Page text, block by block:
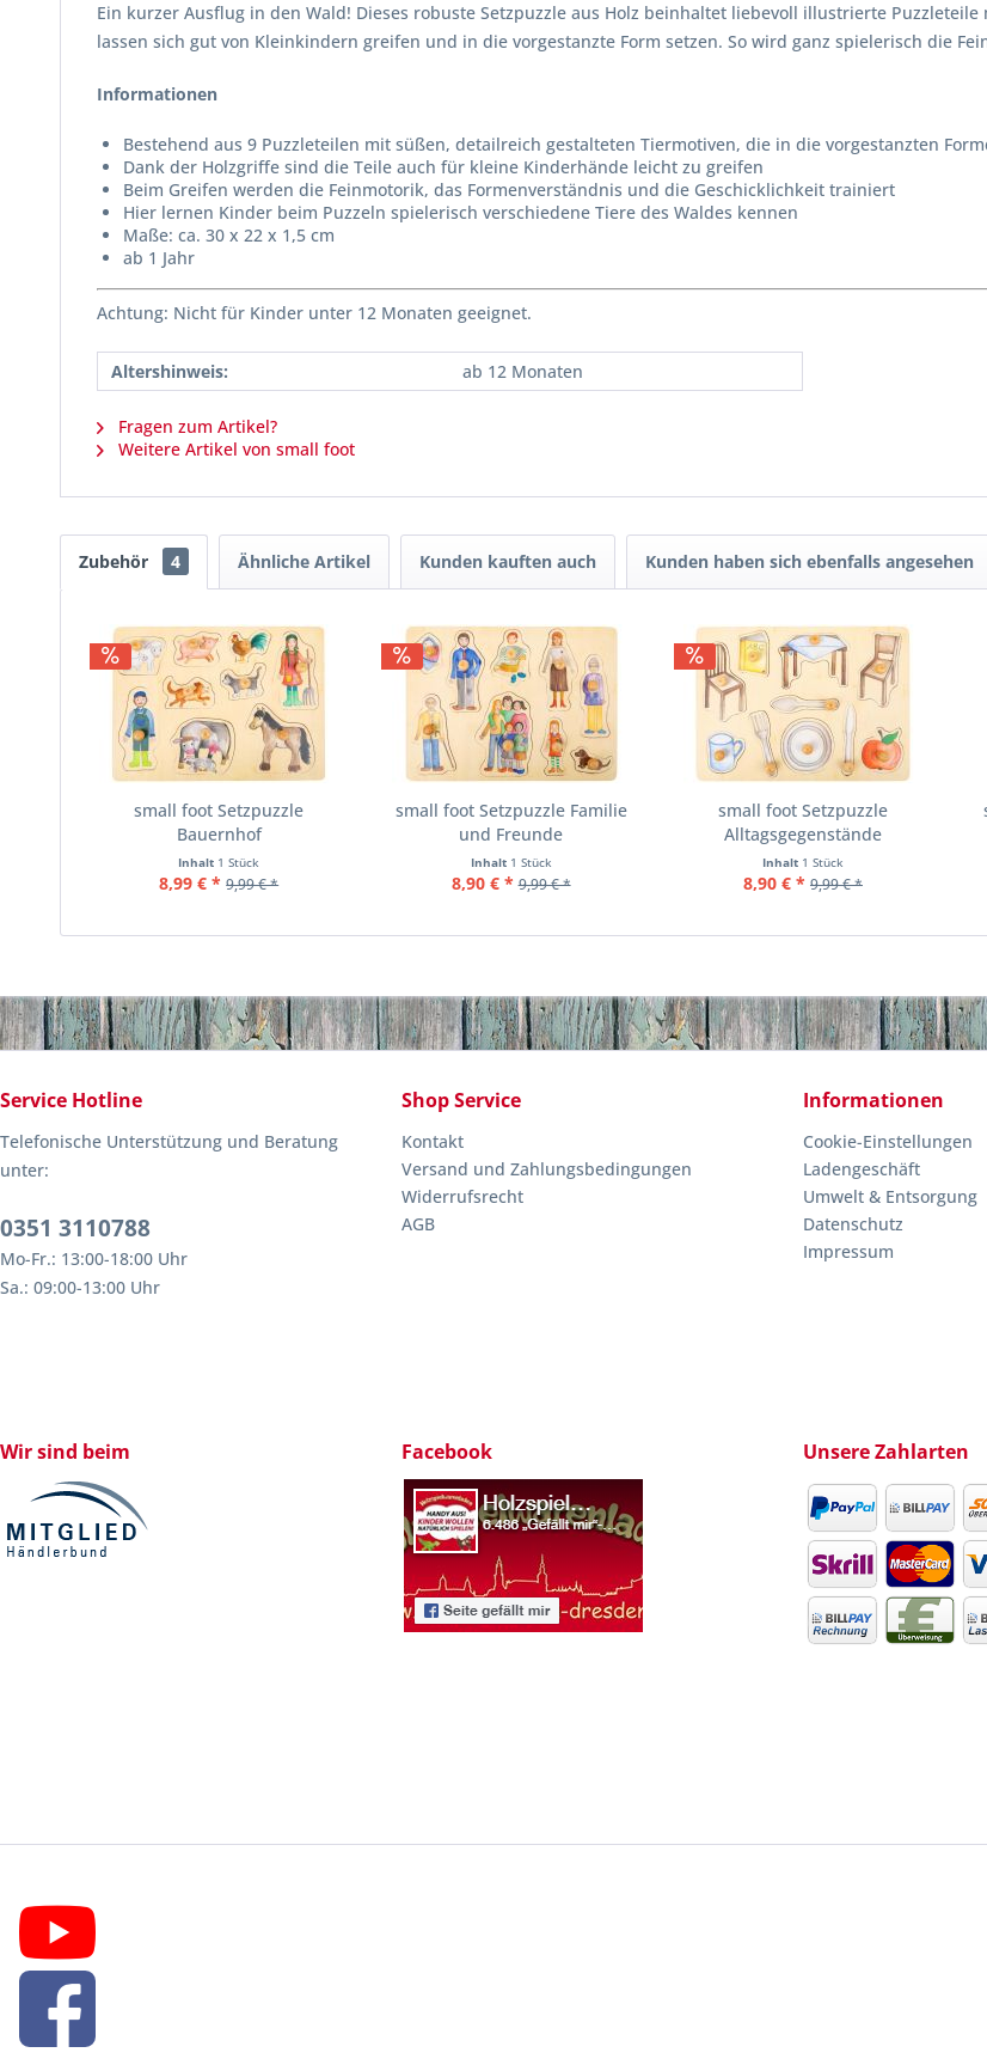
Ein kurzer Ausflug in den Wald! Dieses robuste Setzpuzzle aus Holz beinhaltet liebevoll illustrierte
lassen sich gut von Kleinkindern greifen und in die vorgestanzte Form setzen. So wird ganz spielerisch die
Informationen
Bestehend aus 9 Puzzleteilen mit süßen, detailreich gestalteten Tiermotiven, die in die vorgestanzten
Dank der Holzgriffe sind die Teile auch für kleine Kinderhände leicht zu greifen
Beim Greifen werden die Feinmotorik, das Formenverständnis und die Geschicklichkeit trainiert
Hier lernen Kinder beim Puzzeln spielerisch verschiedene Tiere des Waldes kennen
Maße: ca. 30 x 22 x 1,5 cm
ab 1 Jahr
Achtung: Nicht für Kinder unter 12 Monaten geeignet.
Altershinweis: ab 12 Monaten
Fragen zum Artikel?
Weitere Artikel von small foot
Zubehör 4 Ähnliche Artikel Kunden kauften auch Kunden haben sich ebenfalls angesehen
small foot Setzpuzzle
Bauernhof
Inhalt 1 Stück
8,99 € * 9,99 € *
small foot Setzpuzzle Familie
und Freunde
Inhalt 1 Stück
8,90 € * 9,99 € *
small foot Setzpuzzle
Alltagsgegenstände
Inhalt 1 Stück
8,90 € * 9,99 € *
Service Hotline
Telefonische Unterstützung und Beratung
unter:
0351 3110788
Mo-Fr.: 13:00-18:00 Uhr
Sa.: 09:00-13:00 Uhr
Shop Service
Kontakt
Versand und Zahlungsbedingungen
Widerrufsrecht
AGB
Informationen
Cookie-Einstellungen
Ladengeschäft
Umwelt & Entsorgung
Datenschutz
Impressum
Wir sind beim Facebook Unsere Zahlarten